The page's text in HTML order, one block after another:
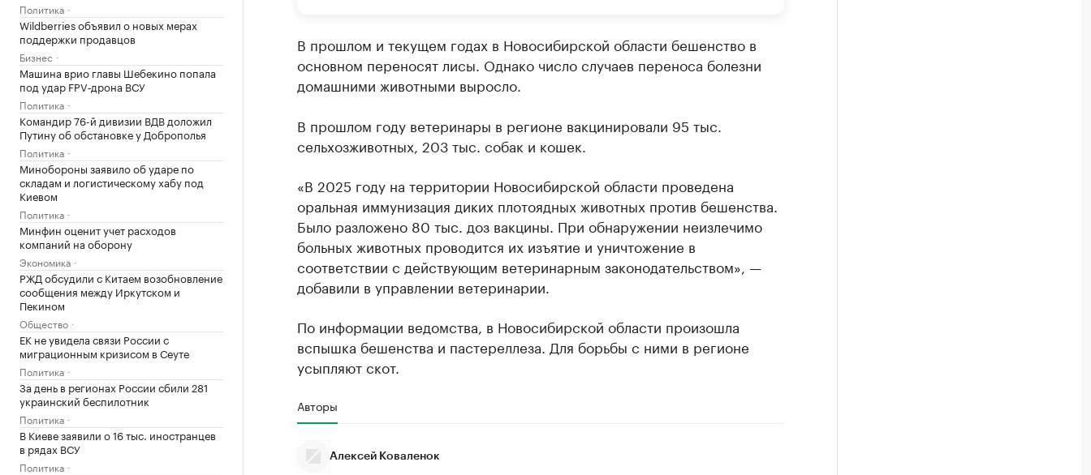
Политика
Wildberries объявил о новых мерах
поддержки продавцов
Бизнес
Машина врио главы Шебекино попала
под удар FPV‑дрона ВСУ
Политика
Командир 76-й дивизии ВДВ доложил
Путину об обстановке у Доброполья
Политика
Минобороны заявило об ударе по
складам и логистическому хабу под
Киевом
Политика
Минфин оценит учет расходов
компаний на оборону
Экономика
РЖД обсудили с Китаем возобновление
сообщения между Иркутском и
Пекином
Общество
ЕК не увидела связи России с
миграционным кризисом в Сеуте
Политика
За день в регионах России сбили 281
украинский беспилотник
Политика
В Киеве заявили о 16 тыс. иностранцев
в рядах ВСУ
Политика
В прошлом и текущем годах в Новосибирской области бешенство в
основном переносят лисы. Однако число случаев переноса болезни
домашними животными выросло.
В прошлом году ветеринары в регионе вакцинировали 95 тыс.
сельхозживотных, 203 тыс. собак и кошек.
«В 2025 году на территории Новосибирской области проведена
оральная иммунизация диких плотоядных животных против бешенства.
Было разложено 80 тыс. доз вакцины. При обнаружении неизлечимо
больных животных проводится их изъятие и уничтожение в
соответствии с действующим ветеринарным законодательством», —
добавили в управлении ветеринарии.
По информации ведомства, в Новосибирской области произошла
вспышка бешенства и пастереллеза. Для борьбы с ними в регионе
усыпляют скот.
Авторы
Алексей Коваленок